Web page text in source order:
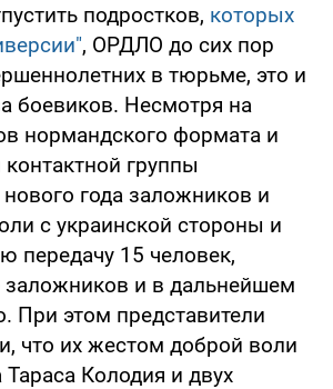
подростков, которых
, ОРДЛО до сих пор
в тюрьме, это и
боевиков. Несмотря на
нормандского формата и
группы
года заложников и
с украинской стороны и
передачу 15 человек,
и в дальнейшем
При этом представители
что их жестом доброй воли
Колодия и двух